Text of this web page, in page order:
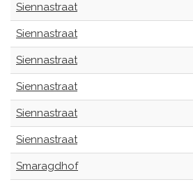
Siennastraat
Siennastraat
Siennastraat
Siennastraat
Siennastraat
Siennastraat
Smaragdhof